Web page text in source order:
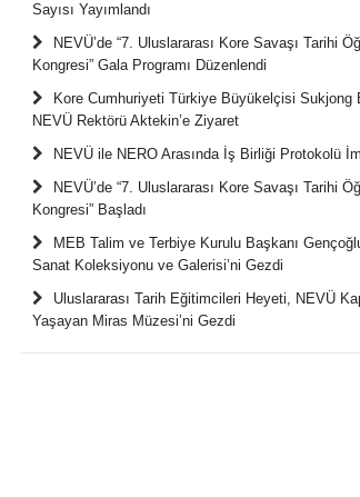
Sayısı Yayımlandı
NEVÜ’de “7. Uluslararası Kore Savaşı Tarihi
Kongresi” Gala Programı Düzenlendi
Kore Cumhuriyeti Türkiye Büyükelçisi Sukjong
NEVÜ Rektörü Aktekin’e Ziyaret
NEVÜ ile NERO Arasında İş Birliği Protokolü
NEVÜ’de “7. Uluslararası Kore Savaşı Tarihi
Kongresi” Başladı
MEB Talim ve Terbiye Kurulu Başkanı
Sanat Koleksiyonu ve Galerisi’ni Gezdi
Uluslararası Tarih Eğitimcileri Heyeti, NEVÜ
Yaşayan Miras Müzesi’ni Gezdi